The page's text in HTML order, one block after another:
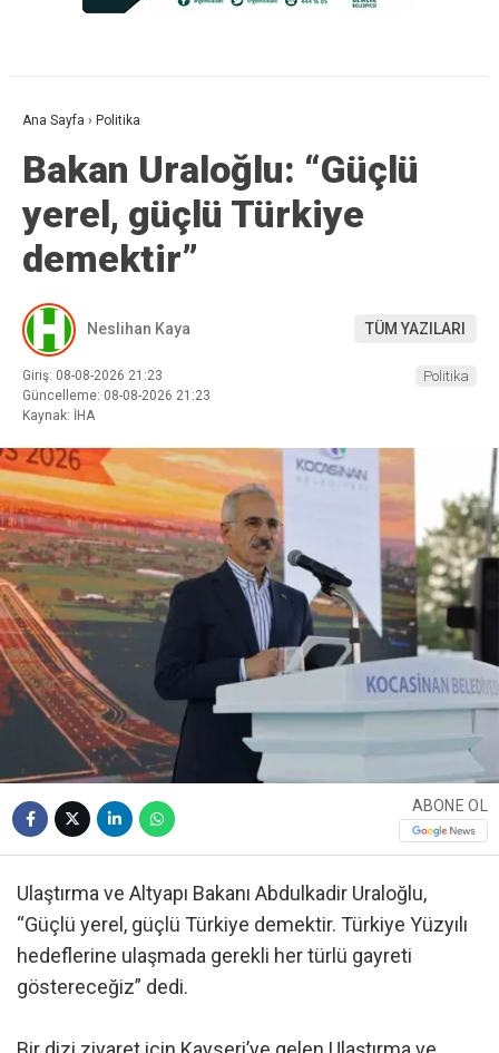
Ana Sayfa › Politika
Bakan Uraloğlu: “Güçlü
yerel, güçlü Türkiye
demektir”
Neslihan Kaya TÜM YAZILARI
Giriş: 08-08-2026 21:23
Güncelleme: 08-08-2026 21:23
Kaynak: İHA
Politika
ABONE OL
Ulaştırma ve Altyapı Bakanı Abdulkadir Uraloğlu,
“Güçlü yerel, güçlü Türkiye demektir. Türkiye Yüzyılı
hedeflerine ulaşmada gerekli her türlü gayreti
göstereceğiz” dedi.